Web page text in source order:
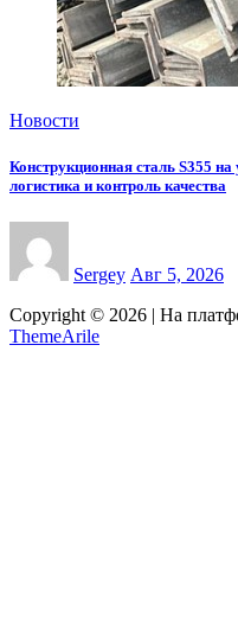
Новости
Конструкционная сталь S355
логистика и контроль качества
Sergey Авг 5, 2026
Copyright © 2026 | На
ThemeArile